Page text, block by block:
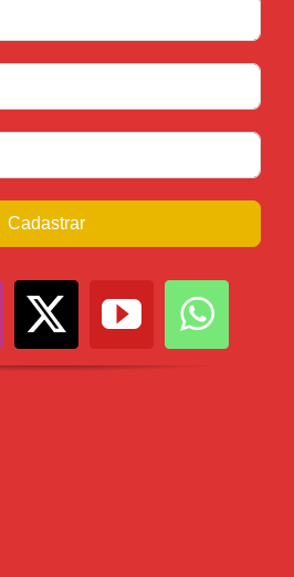
Cadastrar